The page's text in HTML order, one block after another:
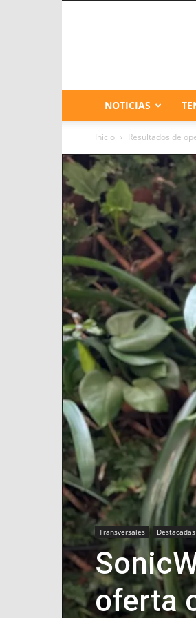
NOTICIAS
Inicio Resultados de
Transversales Destacadas
oferta